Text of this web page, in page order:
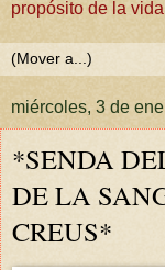
propósito de la
miércoles, 3 de
*SENDA
DE LA
CREUS*